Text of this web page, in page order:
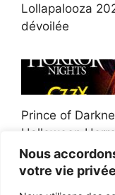
Nous
votre vie privée
Lollapalooza
dévoilée
Prince of
Halloween